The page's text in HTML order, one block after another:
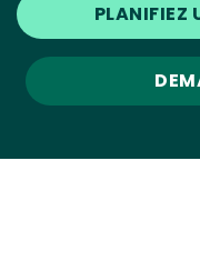
PLANIFIEZ